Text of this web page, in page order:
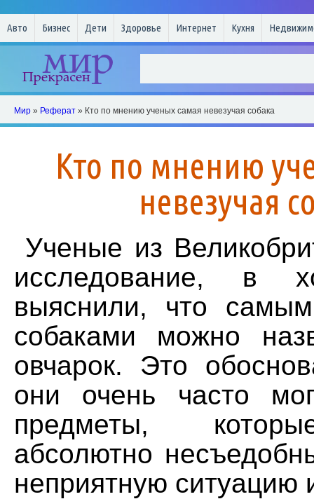
Авто Бизнес Дети Здоровье Интернет Кухня
Мир » Реферат » Кто по мнению ученых самая невезучая собака
Кто по мнению
невезучая
Ученые из
исследование, в
выяснили, что
собаками можно
овчарок. Это
они очень часто
предметы,
абсолютно
неприятную ситуацию